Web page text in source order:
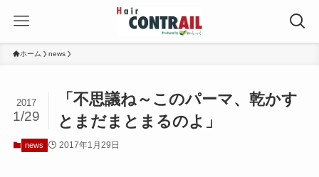
ホーム news
「不思議ね～このパーマ、乾かす
とまだまとまるのよ」
2017
1/29
news 2017年1月29日